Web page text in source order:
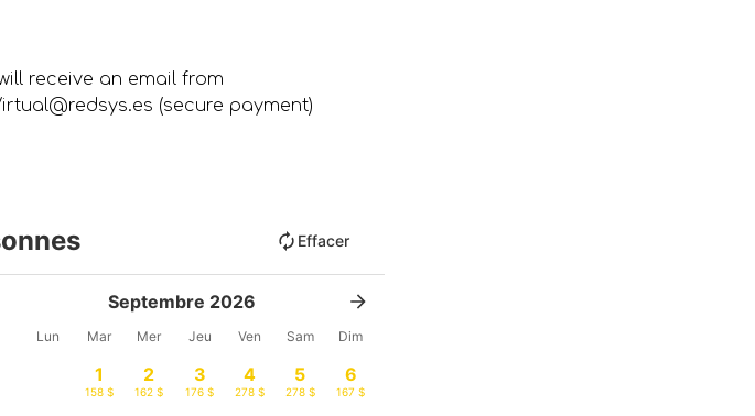
receive an email from
(secure payment)
Effacer
Septembre 2026
Lun Mar Mer Jeu Ven Sam Dim
1
158 $
2
162 $
3
176 $
4
278 $
5
278 $
6
167 $